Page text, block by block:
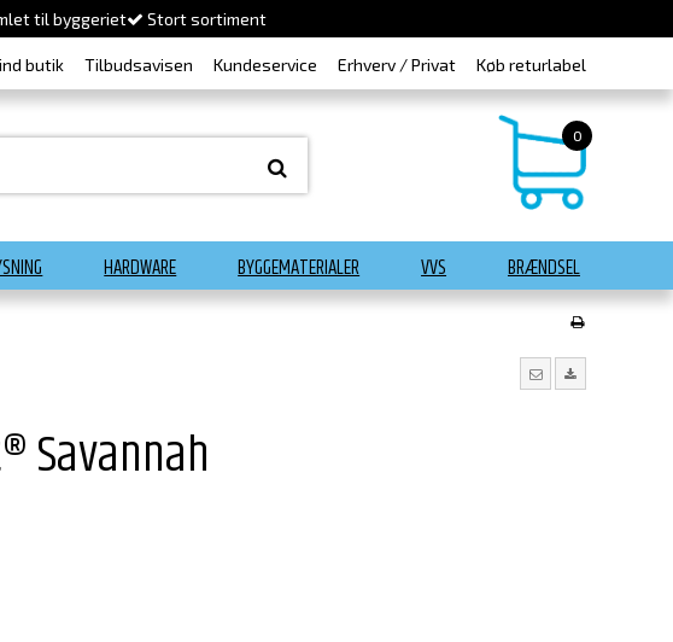
til byggeriet Stort sortiment
butik Tilbudsavisen Kundeservice Erhverv / Privat Køb returlabel
0
HARDWARE BYGGEMATERIALER VVS BRÆNDSEL
Savannah